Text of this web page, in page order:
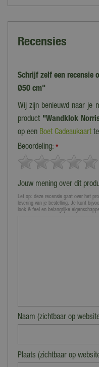
Recensies
Schrijf zelf een recensie
Ø50 cm"
Wij zijn benieuwd naar je
product "Wandklok
op een Boet Cadeaukaart
Beoordeling: *
Jouw mening over dit
Let op: deze recensie gaat over het
levering van je bestelling. Je kunt
look & feel en belangrijke
Naam (zichtbaar op
Plaats (zichtbaar op